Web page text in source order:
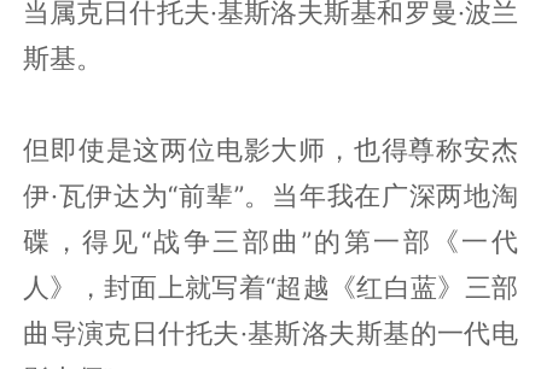
当属克日什托夫·基斯洛夫斯基和罗曼·波兰
斯基。
但即使是这两位电影大师，也得尊称安杰
伊·瓦伊达为“前辈”。当年我在广深两地淘
碟，得见“战争三部曲”的第一部《一代
人》，封面上就写着“超越《红白蓝》三部
曲导演克日什托夫·基斯洛夫斯基的一代电